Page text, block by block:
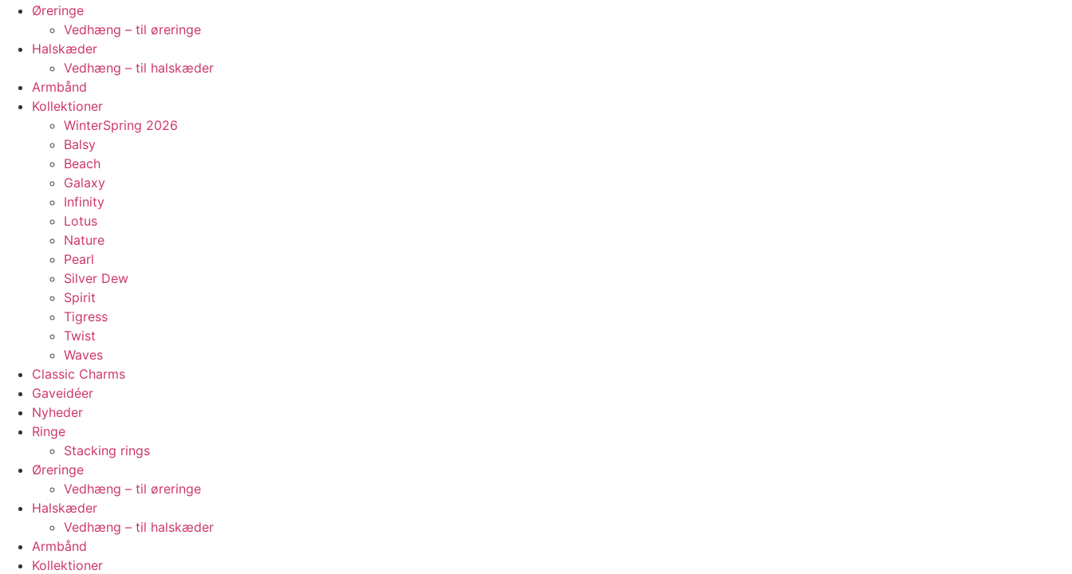
Øreringe
Vedhæng – til øreringe
Halskæder
Vedhæng – til halskæder
Armbånd
Kollektioner
WinterSpring 2026
Balsy
Beach
Galaxy
Infinity
Lotus
Nature
Pearl
Silver Dew
Spirit
Tigress
Twist
Waves
Classic Charms
Gaveidéer
Nyheder
Ringe
Stacking rings
Øreringe
Vedhæng – til øreringe
Halskæder
Vedhæng – til halskæder
Armbånd
Kollektioner